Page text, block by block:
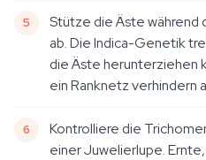
Stütze die Äste während
ab. Die Indica-Genetik
die Äste herunterziehen
ein Ranknetz verhindern
Kontrolliere die
einer Juwelierlupe.